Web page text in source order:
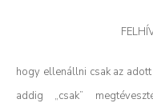
hogy ellenállni csak az
addig „csak”